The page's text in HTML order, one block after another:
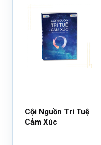
Cội Nguồn Trí Tuệ
Cảm Xúc